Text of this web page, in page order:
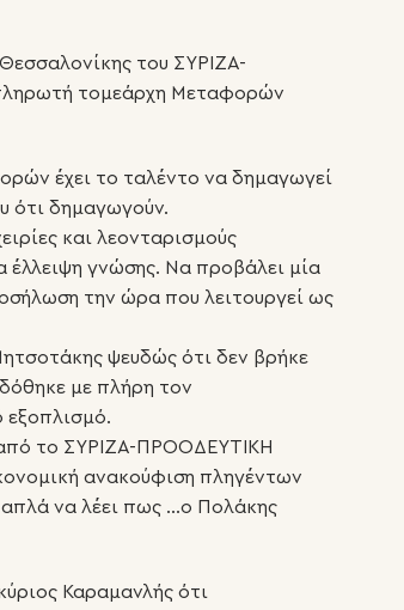
του ΣΥΡΙΖΑ-
τομεάρχη Μεταφορών
έχει το ταλέντο να δημαγωγεί
ότι δημαγωγούν.
και λεονταρισμούς
έλλειψη γνώσης. Να προβάλει μία
την ώρα που λειτουργεί ως
ψευδώς ότι δεν βρήκε
με πλήρη τον
εξοπλισμό.
το ΣΥΡΙΖΑ-ΠΡΟΟΔΕΥΤΙΚΗ
ανακούφιση πληγέντων
να λέει πως …ο Πολάκης
Καραμανλής ότι